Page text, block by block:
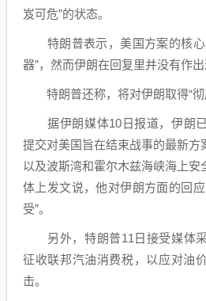
岌可危”的状态。
特朗普表示，美国方案的核心
器”，然而伊朗在回复里并没有作出
特朗普还称，将对伊朗取得“彻
据伊朗媒体10日报道，伊朗已
提交对美国旨在结束战事的最新方
以及波斯湾和霍尔木兹海峡海上安
体上发文说，他对伊朗方面的回
受”。
另外，特朗普11日接受媒体采
征收联邦汽油消费税，以应对油
击。